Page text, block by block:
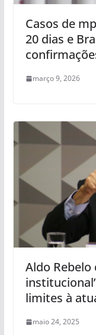
Casos de
20 dias e
março 9, 2026
Aldo Rebelo
limites à
maio 24, 2025